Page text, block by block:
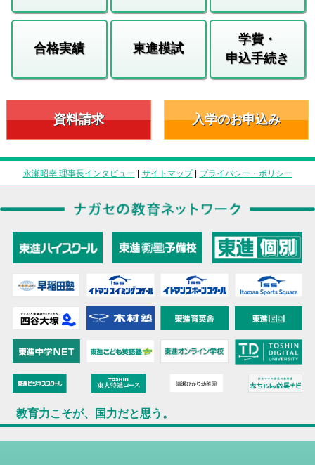
合格実績 東進模試
学費・
申込手続き
資料請求 入学のお申込み
永瀬昭幸 理事長インタビュー | サイトマップ| プライバシー・ポリシー
教育力こそが、国力だと思う。